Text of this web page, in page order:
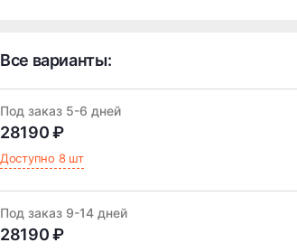
Все варианты:
Под заказ 5-6 дней
28190 ₽
Доступно 8 шт
Под заказ 9-14 дней
28190 ₽